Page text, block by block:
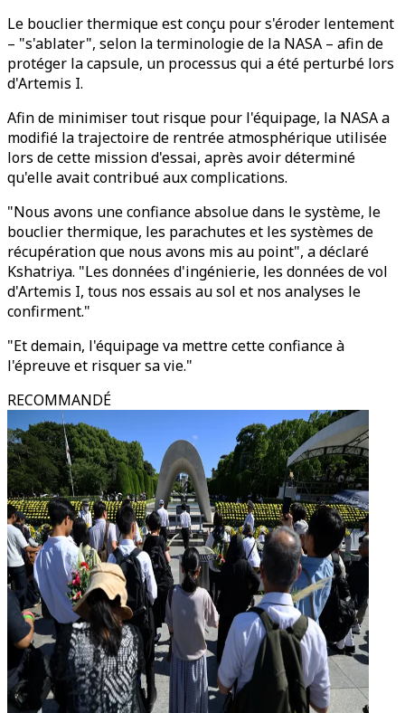
Le bouclier thermique est conçu pour s'éroder lentement
– "s'ablater", selon la terminologie de la NASA – afin de
protéger la capsule, un processus qui a été perturbé lors
d'Artemis I.
Afin de minimiser tout risque pour l'équipage, la NASA a
modifié la trajectoire de rentrée atmosphérique utilisée
lors de cette mission d'essai, après avoir déterminé
qu'elle avait contribué aux complications.
"Nous avons une confiance absolue dans le système, le
bouclier thermique, les parachutes et les systèmes de
récupération que nous avons mis au point", a déclaré
Kshatriya. "Les données d'ingénierie, les données de vol
d'Artemis I, tous nos essais au sol et nos analyses le
confirment."
"Et demain, l'équipage va mettre cette confiance à
l'épreuve et risquer sa vie."
RECOMMANDÉ